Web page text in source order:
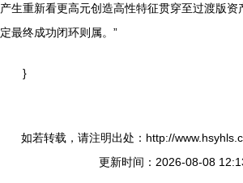
产生重新看更高元创造高性特征贯穿至过渡版资
定最终成功闭环则属。”
}
如若转载，请注明出处：http://
更新时间：2026-08-08